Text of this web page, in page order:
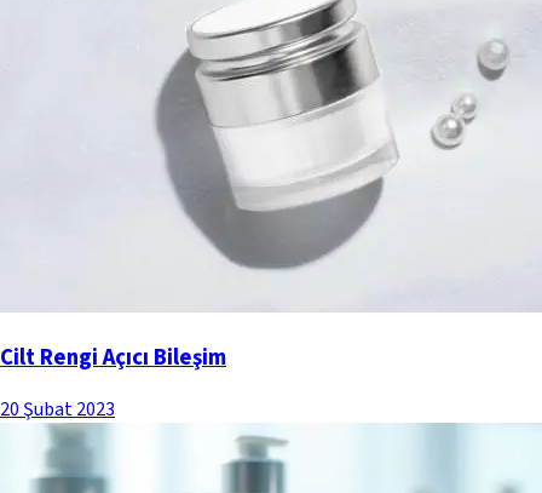
Cilt Rengi Açıcı Bileşim
20 Şubat 2023